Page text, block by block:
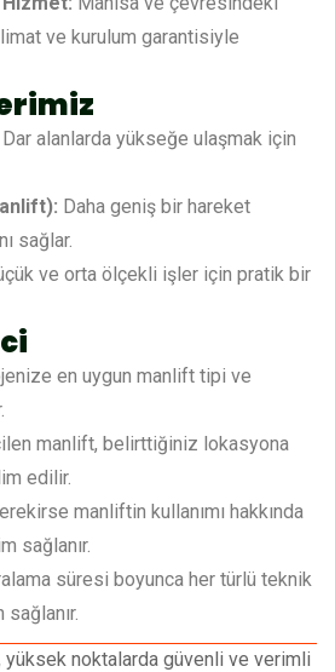
ve kurulum garantisiyle
Dar alanlarda yükseğe ulaşmak için
Daha geniş bir hareket
sağlar.
ve orta ölçekli işler için pratik bir
en uygun manlift tipi ve
manlift, belirttiğiniz lokasyona
edilir.
manliftin kullanımı hakkında
sağlanır.
süresi boyunca her türlü teknik
noktalarda güvenli ve verimli